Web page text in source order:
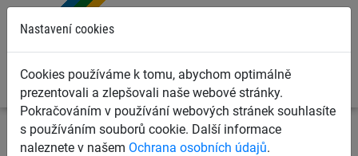
Nastavení cookies
Cookies používáme k tomu, abychom optimálně
prezentovali a zlepšovali naše webové stránky.
Pokračováním v používání webových stránek souhlasíte
s používáním souborů cookie. Další informace
naleznete v našem Ochrana osobních údajů.
Sportovní sítě Sítě na fotbal